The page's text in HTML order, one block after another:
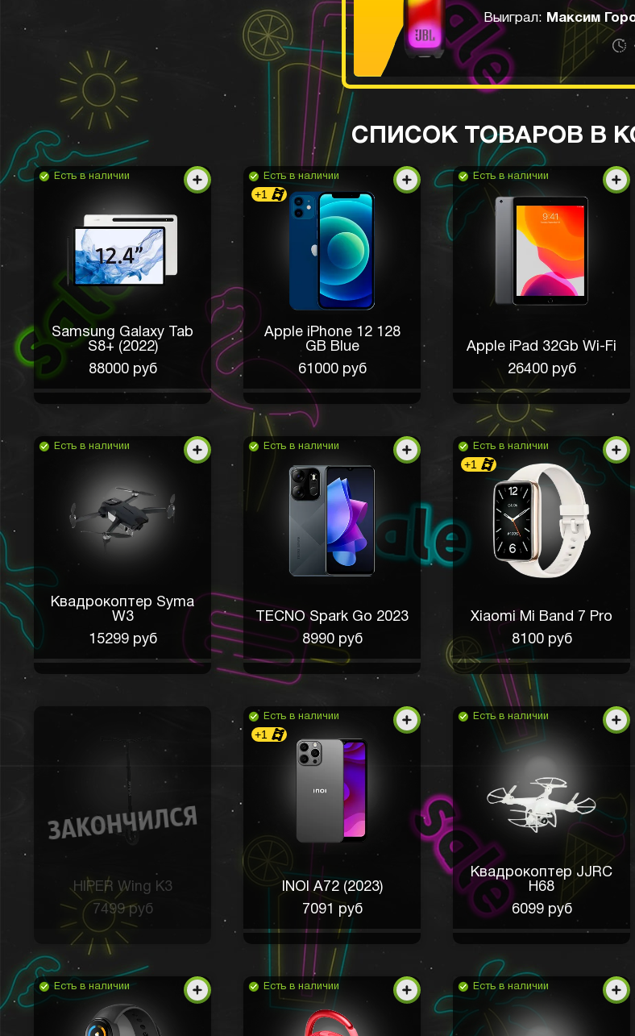
Выиграл: Максим
СПИСОК ТОВАРОВ В
Есть в наличии
Samsung Galaxy Tab
S8+ (2022)
88000 руб
Есть в наличии
+1
Apple iPhone 12 128
GB Blue
61000 руб
Есть в наличии
Apple iPad 32Gb Wi-Fi
26400 руб
Есть в наличии
Квадрокоптер Syma
W3
15299 руб
Есть в наличии
TECNO Spark Go 2023
8990 руб
Есть в наличии
+1
Xiaomi Mi Band 7 Pro
8100 руб
HIPER Wing K3
7499 руб
Есть в наличии
+1
INOI A72 (2023)
7091 руб
Есть в наличии
Квадрокоптер JJRC
H68
6099 руб
Есть в наличии Есть в наличии Есть в наличии